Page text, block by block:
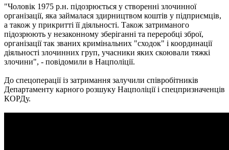
"Чоловік 1975 р.н. підозрюється у створенні злочинної
організації, яка займалася здирництвом коштів у підприємців,
а також у прикритті її діяльності. Також затриманого
підозрюють у незаконному зберіганні та переробці зброї,
організації так званих кримінальних "сходок" і координації
діяльності злочинних груп, учасники яких скоювали тяжкі
злочини", - повідомили в Нацполіції.
До спецоперації із затримання залучили співробітників
Департаменту карного розшуку Нацполіції і спецпризначенців
КОРДу.